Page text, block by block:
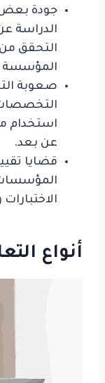
جودة بعض
الدراسة
التحقق
المؤسسة
صعوبة
التخصصات
استخدام
عن بعد.
قضايا
أنواع